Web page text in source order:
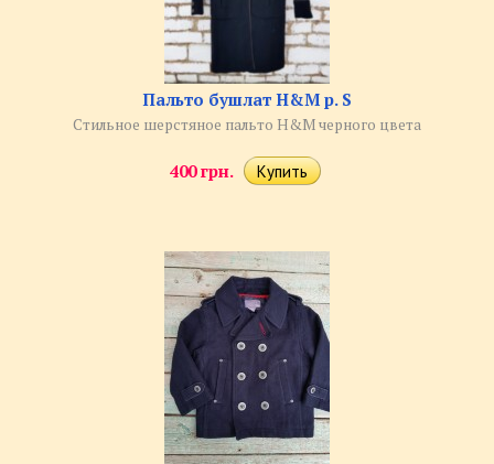
Пальто бушлат H&M р. S
Стильное шерстяное пальто H&M черного цвета
400 грн.